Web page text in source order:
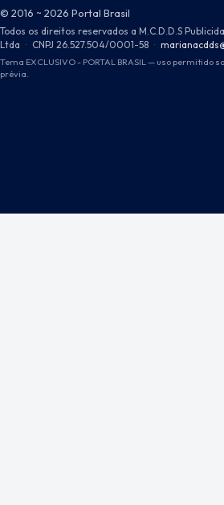
© 2016 ~ 2026 Portal Brasil
Todos os direitos reservados a M.C.D.D.S
Ltda · CNPJ 26.527.504/0001-58 ·
Tema EXCLUSIVO - PORTAL BRASIL — uso permitido
prévia.